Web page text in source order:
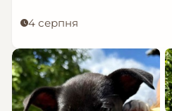
4 серпня